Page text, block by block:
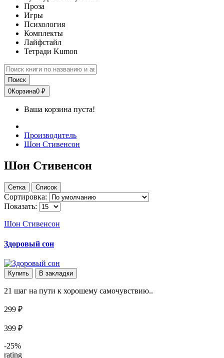
Проза
Игры
Психология
Комплекты
Лайфстайл
Тетради Kumon
Поиск
0Корзина0 ₽
Ваша корзина пуста!
Производитель
Шон Стивенсон
Шон Стивенсон
Сетка Список
Сортировка:
Показать:
Шон Стивенсон
Здоровый сон
Купить В закладки
21 шаг на пути к хорошему самочувствию..
299 ₽
399 ₽
-25%
rating